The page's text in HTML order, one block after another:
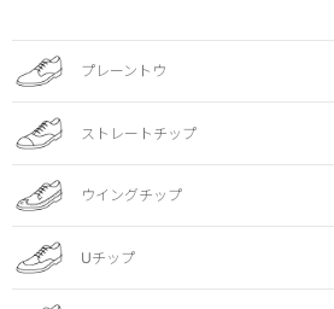
プレーントウ
ストレートチップ
ウイングチップ
Uチップ